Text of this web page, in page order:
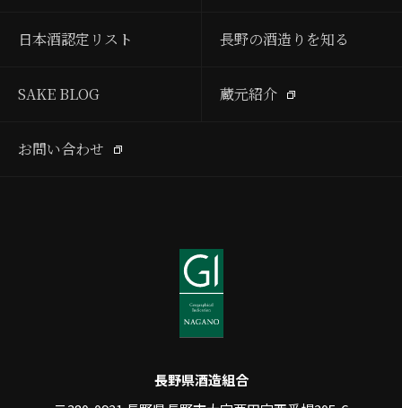
日本酒認定リスト 長野の酒造りを知る
SAKE BLOG 蔵元紹介
お問い合わせ
長野県酒造組合